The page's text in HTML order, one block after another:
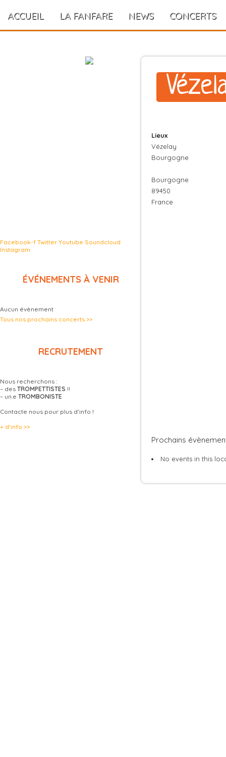
ACCUEIL LA FANFARE NEWS CONCERTS
Facebook-f Twitter Youtube Soundcloud
Instagram
ÉVÉNEMENTS À VENIR
Aucun évènement
Tous nos prochains concerts >>
RECRUTEMENT
Nous recherchons :
– des TROMPETTISTES !!
– un.e TROMBONISTE
Contacte nous pour plus d’info !
+ d’info >>
Lieux
Vézelay
Bourgogne
Bourgogne
89450
France
Prochains
No events in this